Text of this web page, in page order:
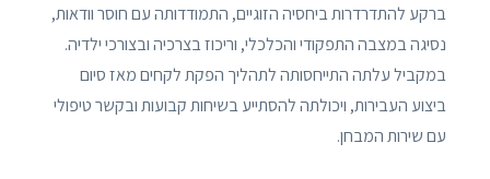
ברקע להתדרדרות ביחסיה הזוגיים, התמודדותה עם חוסר וודאות,
נסיגה במצבה התפקודי והכלכלי, וריכוז בצרכיה ובצורכי ילדיה.
במקביל עלתה התייחסותה לתהליך הפקת לקחים מאז סיום
ביצוע העבירות, ויכולתה להסתייע בשיחות קבועות ובקשר טיפולי
עם שירות המבחן.